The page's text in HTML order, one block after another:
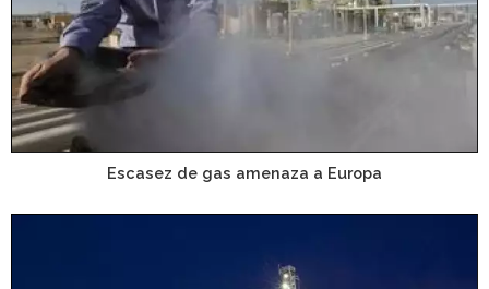
Escasez de gas amenaza a Europa